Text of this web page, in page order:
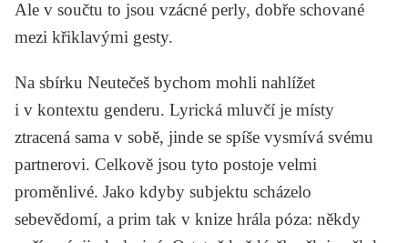
Ale v součtu to jsou vzácné perly, dobře schované
mezi křiklavými gesty.
Na sbírku Neutečeš bychom mohli nahlížet
i v kontextu genderu. Lyrická mluvčí je místy
ztracená sama v sobě, jinde se spíše vysmívá svému
partnerovi. Celkově jsou tyto postoje velmi
proměnlivé. Jako kdyby subjektu scházelo
sebevědomí, a prim tak v knize hrála póza: někdy